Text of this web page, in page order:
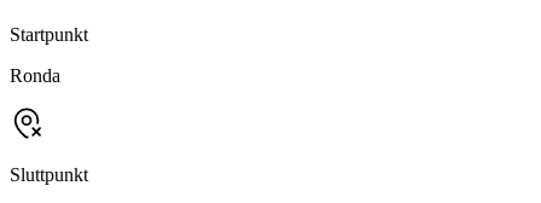
Startpunkt
Ronda
Sluttpunkt